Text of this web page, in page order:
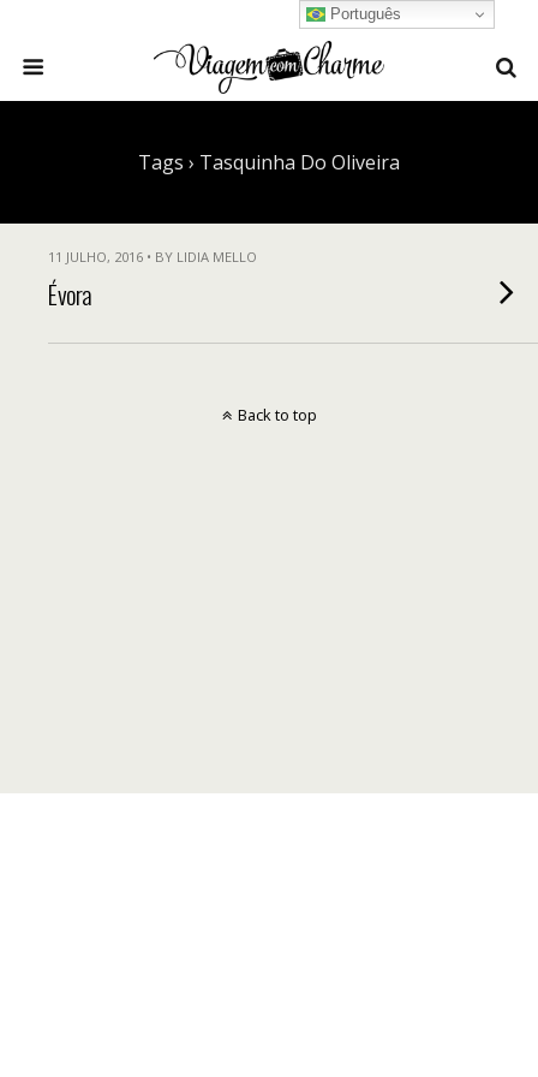
Tags › Tasquinha Do Oliveira
11 JULHO, 2016 • BY LIDIA MELLO
Évora
Português
Back to top